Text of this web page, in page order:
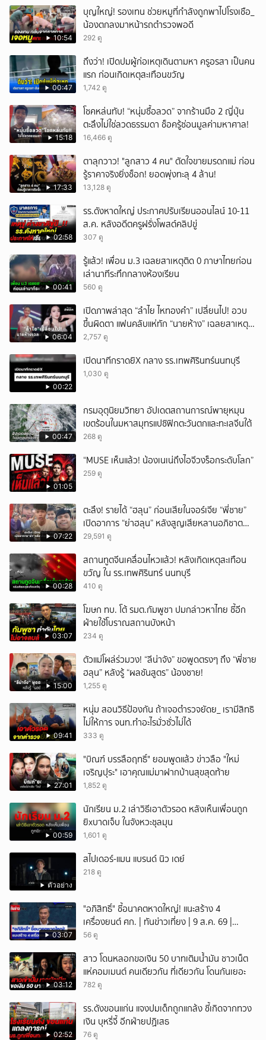
10:54
บุญใหญ่! รองเทน ช่วยหมูที่กำลังถูกพาไปโรงเชือ_
น้องตกลงมาหน้ารถตำรวจพอดี
292 ดู
00:47
ถึงว่า! เปิดปมผู้ก่อเหตุเดินตามหา ครูอรสา เป็นคน
แรก ก่อนเกิดเหตุสะเทือนขวัญ
1,742 ดู
15:18
โชคหล่นทับ! “หนุ่มซื้อลวด” จากร้านมือ 2 ญี่ปุ่น
ตะลึงไม่ใช่ลวดธรรมดา ช็อครู้ซ่อนมูลค่ามหาศาล!
16,466 ดู
17:33
ตาลุกวาว! "ลูกสาว 4 คน" ตัดใจขายมรดกแม่ ก่อน
รู้ราคาจริงยิ่งช็อก! ยอดพุ่งทะลุ 4 ล้าน!
13,128 ดู
02:58
รร.ดังหาดใหญ่ ประกาศปรับเรียนออนไลน์ 10-11
ส.ค. หลังอดีตครูฝรั่งโพสต์คลิปขู่
307 ดู
00:41
รู้แล้ว! เพื่อน ม.3 เฉลยสาเหตุติด 0 ภาษาไทยก่อน
เล่านาทีระทึกกลางห้องเรียน
560 ดู
06:04
เปิดภาพล่าสุด “ลำไย ไหทองคำ” เปลี่ยนไป! อวบ
ขึ้นผิดตา แฟนคลับแห่ทัก “นายห้าง” เฉลยสาเหตุ
ชัด!
2,757 ดู
00:22
เปิดนาทีกราดยิX กลาง รร.เทพศิรินทร์นนทบุรี
1,030 ดู
00:47
กรมอุตุนิยมวิทยา อัปเดตสถานการณ์พายุหมุน
เขตร้อนในมหาสมุทรแปซิฟิกตะวันตกและทะเลจีนใต้
268 ดู
01:05
“MUSE เห็นแล้ว! น้องเนเน่ถึงไอจีวงร็อกระดับโลก”
259 ดู
07:22
ตะลึง! รายได้ “ฮลุน” ก่อนเสียในจอร์เจีย “พี่ชาย”
เปิดอาการ “ย่าฮลุน” หลังสูญเสียหลานอภิชาต
บุตร!
29,591 ดู
00:28
สถานทูตจีนเคลื่อนไหวแล้ว! หลังเกิดเหตุสะเทือน
ขวัญ ใน รร.เทพศิรินทร์ นนทบุรี
410 ดู
03:07
โฆษก ทบ. โต้ รมต.กัมพูชา ปมกล่าวหาไทย ชี้อีก
ฝ่ายใช้โบราณสถานบังหน้า
234 ดู
15:00
ตัวแม่โผล่ร่วมวง! “ลีน่าจัง” ขอพูดตรงๆ ถึง “พี่ชาย
ฮลุน” หลังรู้ “ผลชันสูตร” น้องชาย!
1,255 ดู
09:41
หนุ่ม สอนวิธีป้องกัน ถ้าเจอตำรวจยัดย_ เรามีสิทธิ
ไม่ให้การ จนท.ทำอะไรมั่วซั่วไม่ได้
333 ดู
27:01
"บิณฑ์ บรรลือฤทธิ์" ยอมพูดแล้ว ข่าวลือ "ใหม่
เจริญปุระ" เอาคุณแม่มาฝากบ้านสุขสุดท้าย
1,852 ดู
00:59
นักเรียน ม.2 เล่าวิธีเอาตัวรอด หลังเห็นเพื่อนถูก
ยิxบาดเจ็บ ในจังหวะชุลมุน
1,601 ดู
ตัวอย่าง
สไปเดอร์-แมน แบรนด์ นิว เดย์
218 ดู
03:07
"อภิสิทธิ์" ชี้อนาคตหาดใหญ่! แนะสร้าง 4
เครื่องยนต์ ศก. | ทันข่าวเที่ยง | 9 ส.ค. 69 |
NationTV22
56 ดู
03:12
สาว โดนหลอกขอเงิน 50 บาทเติมน้ำมัน ชาวเน็ต
แห่คอมเมนต์ คนเดียวกัน ที่เดียวกัน โดนกันเยอะ
782 ดู
02:52
รร.ดังขอนแก่น แจงปมเด็กถูกแกล้ง ชี้เกิดจากทวง
เงิน บุหรี่จี้ อีกฝ่ายปฏิเสธ
76 ดู